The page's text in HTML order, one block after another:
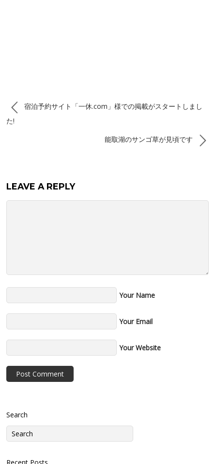
宿泊予約サイト「一休.com」様での掲載がスタートしまし
た!
能取湖のサンゴ草が見頃です
LEAVE A REPLY
Your Name
Your Email
Your Website
Search